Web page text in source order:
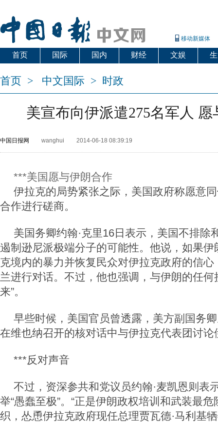
移动新媒体
首页 国际 国内 财经 文娱
首页 > 中文国际 > 时政
美宣布向伊派遣275名军人 愿
中国日报网 wanghui 2014-06-18 08:39:19
***美国愿与伊朗合作
伊拉克的局势紧张之际，美国政府称愿意
合作进行磋商。
美国务卿约翰·克里16日表示，美国不排除
遏制逊尼派极端分子的可能性。他说，如果
克境内的暴力并恢复民众对伊拉克政府的信
兰进行对话。不过，他也强调，与伊朗的任何
来”。
早些时候，美国官员曾透露，美方副国务
在维也纳召开的核对话中与伊拉克代表团讨论
***反对声音
不过，资深参共和党议员约翰·麦凯恩则表
举“愚蠢至极”。“正是伊朗政权培训和武装最
织，怂恿伊拉克政府现任总理贾瓦德·马利基